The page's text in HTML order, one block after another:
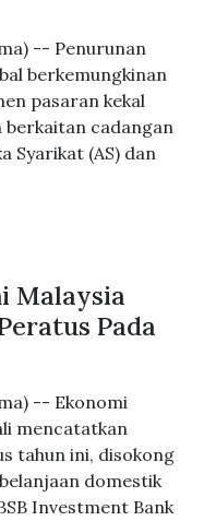
-- Penurunan
berkemungkinan
pasaran kekal
cadangan
Syarikat (AS) dan
Malaysia
Pada
-- Ekonomi
mencatatkan
tahun ini, disokong
domestik
Investment Bank